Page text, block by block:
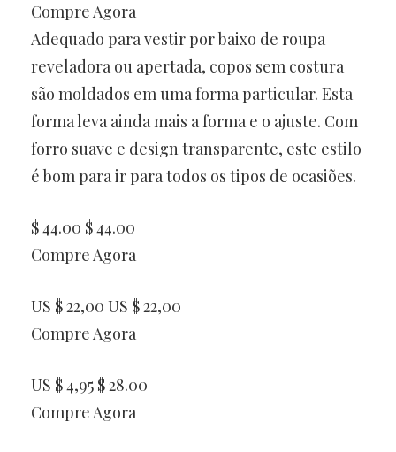
Compre Agora
Adequado para vestir por baixo de roupa
reveladora ou apertada, copos sem costura
são moldados em uma forma particular. Esta
forma leva ainda mais a forma e o ajuste. Com
forro suave e design transparente, este estilo
é bom para ir para todos os tipos de ocasiões.
$ 44.00 $ 44.00
Compre Agora
US $ 22,00 US $ 22,00
Compre Agora
US $ 4,95 $ 28.00
Compre Agora